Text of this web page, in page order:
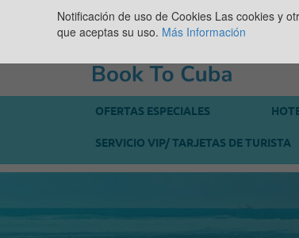
OFERTAS ESPECIALES
SERVICIO VIP/ TARJETAS DE TURISTA
Notificación de uso de Cookies Las cookies y
que aceptas su uso. Más Información